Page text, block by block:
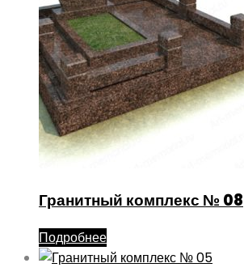
Гранитный комплекс № 08
Подробнее